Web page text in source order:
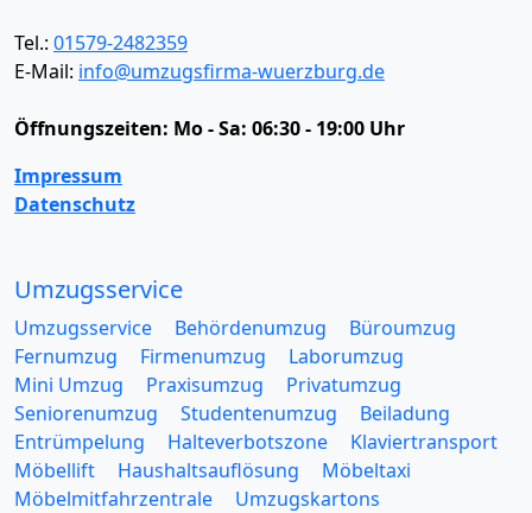
Tel.: 01579-2482359
E-Mail: info@umzugsfirma-wuerzburg.de
Öffnungszeiten: Mo - Sa: 06:30 - 19:00 Uhr
Impressum
Datenschutz
Umzugsservice
Umzugsservice Behördenumzug
Büroumzug
Fernumzug
Firmenumzug
Laborumzug
Mini Umzug
Praxisumzug
Privatumzug
Seniorenumzug
Studentenumzug
Beiladung
Entrümpelung
Halteverbotszone
Klaviertransport
Möbellift
Haushaltsauflösung
Möbeltaxi
Möbelmitfahrzentrale
Umzugskartons